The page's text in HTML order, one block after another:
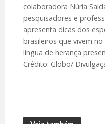
colaboradora Núria
pesquisadores e
apresenta dicas dos
brasileiros que vivem
língua de herança
Crédito: Globo/